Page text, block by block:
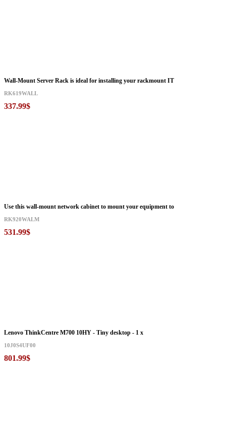
Wall-Mount Server Rack is ideal for installing your rackmount IT
RK619WALL
337.99$
Use this wall-mount network cabinet to mount your equipment to
RK920WALM
531.99$
Lenovo ThinkCentre M700 10HY - Tiny desktop - 1 x
10J0S4UF00
801.99$